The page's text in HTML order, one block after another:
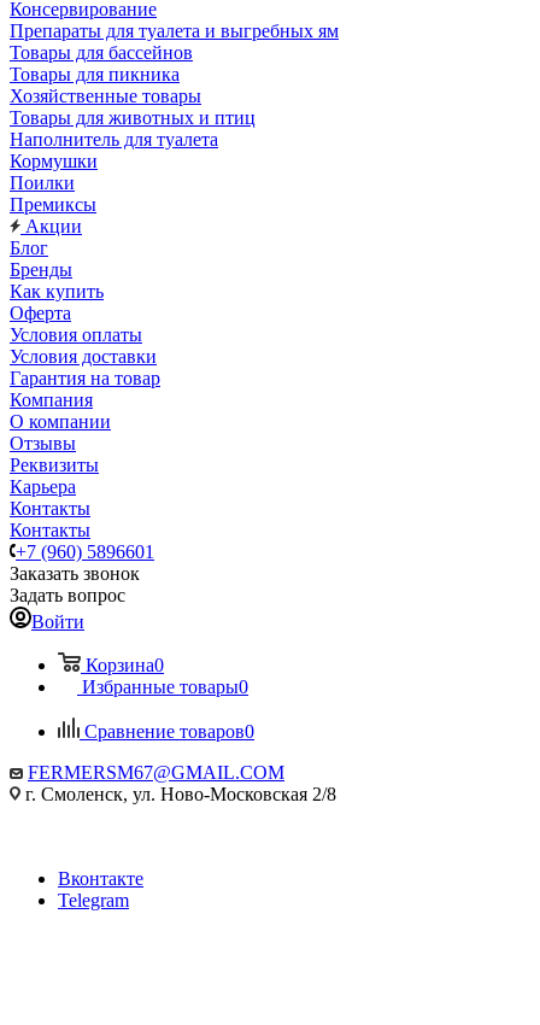
Консервирование
Препараты для туалета и выгребных ям
Товары для бассейнов
Товары для пикника
Хозяйственные товары
Товары для животных и птиц
Наполнитель для туалета
Кормушки
Поилки
Премиксы
Акции
Блог
Бренды
Как купить
Оферта
Условия оплаты
Условия доставки
Гарантия на товар
Компания
О компании
Отзывы
Реквизиты
Карьера
Контакты
Контакты
+7 (960) 5896601
Заказать звонок
Задать вопрос
Войти
Корзина0
Избранные товары0
Сравнение товаров0
FERMERSM67@GMAIL.COM
г. Смоленск, ул. Ново-Московская 2/8
Вконтакте
Telegram